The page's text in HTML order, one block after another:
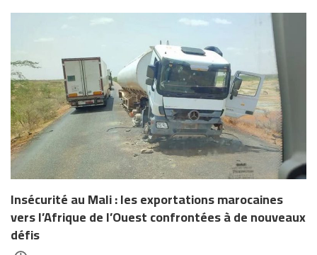
Insécurité au Mali : les exportations marocaines
vers l’Afrique de l’Ouest confrontées à de nouveaux
défis